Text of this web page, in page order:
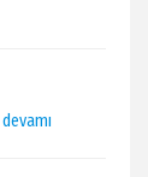
devamı